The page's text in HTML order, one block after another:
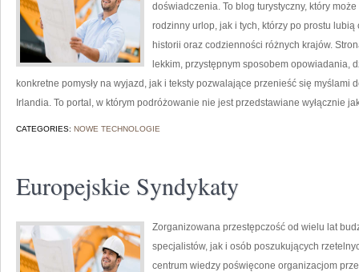
doświadczenia. To blog turystyczny, który
rodzinny urlop, jak i tych, którzy po prostu
historii oraz codzienności różnych krajów.
lekkim, przystępnym sposobem opowiadania,
konkretne pomysły na wyjazd, jak i teksty pozwalające przenieść się myślami
Irlandia. To portal, w którym podróżowanie nie jest przedstawiane wyłącznie
CATEGORIES: NOWE TECHNOLOGIE
Europejskie Syndykaty
Zorganizowana przestępczość od wielu lat
specjalistów, jak i osób poszukujących
centrum wiedzy poświęcone organizacjom